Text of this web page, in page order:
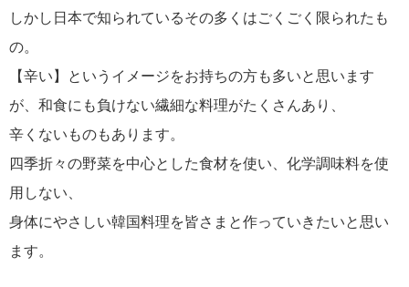
しかし日本で知られているその多くはごくごく限られたも
の。
【辛い】というイメージをお持ちの方も多いと思います
が、和食にも負けない繊細な料理がたくさんあり、
辛くないものもあります。
四季折々の野菜を中心とした食材を使い、化学調味料を使
用しない、
身体にやさしい韓国料理を皆さまと作っていきたいと思い
ます。